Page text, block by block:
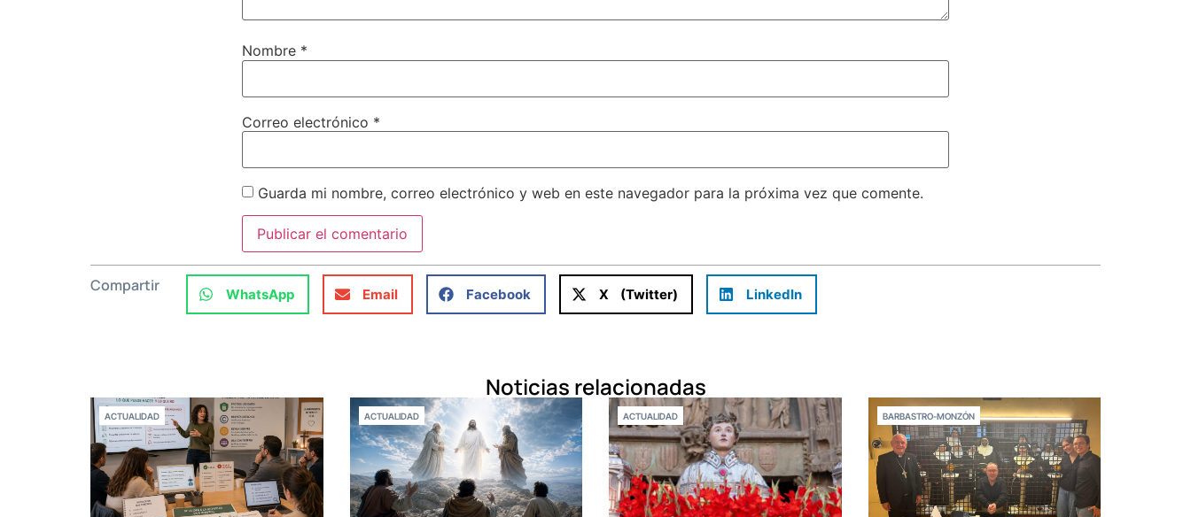
Nombre *
Correo electrónico *
Guarda mi nombre, correo electrónico y web en este navegador para la próxima vez que comente.
Compartir WhatsApp Email Facebook X (Twitter) LinkedIn
Noticias relacionadas
ACTUALIDAD ACTUALIDAD ACTUALIDAD BARBASTRO-MONZÓN